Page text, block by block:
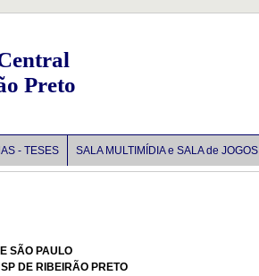
Preto
- TESES SALA MULTIMÍDIA e SALA de JOGOS
SÃO PAULO
DE RIBEIRÃO PRETO